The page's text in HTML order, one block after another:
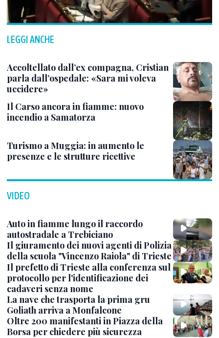
LEGGI ANCHE
Accoltellato dall’ex compagna, Cristian
parla dall’ospedale: «Sara mi voleva
uccidere»
Il Carso ancora in fiamme: nuovo
incendio a Samatorza
Turismo a Muggia: in aumento le
presenze e le strutture ricettive
VIDEO
Auto in fiamme lungo il raccordo
autostradale a Trebiciano
Il giuramento dei nuovi agenti di Polizia
della scuola "Vincenzo Raiola" di Trieste
Il prefetto di Trieste alla conferenza sul
protocollo per l'identificazione dei
cadaveri senza nome
La nave che trasporta la prima gru
Goliath arriva a Monfalcone
Oltre 200 manifestanti in Piazza della
Borsa per chiedere più sicurezza